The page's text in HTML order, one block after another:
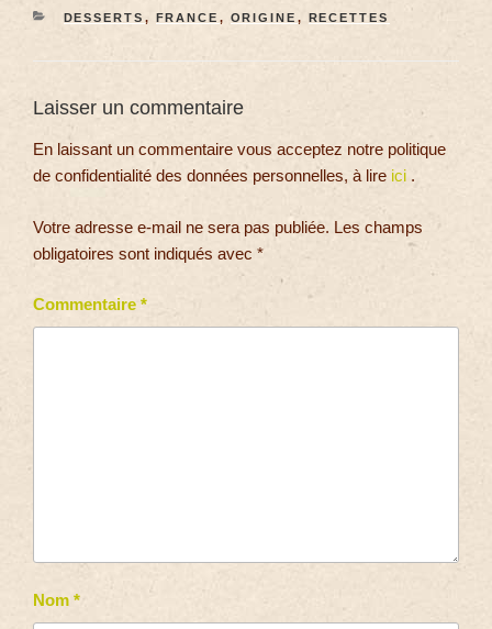
DESSERTS , FRANCE , ORIGINE , RECETTES
Laisser un commentaire
En laissant un commentaire vous acceptez notre politique
de confidentialité des données personnelles, à lire ici .
Votre adresse e-mail ne sera pas publiée. Les champs
obligatoires sont indiqués avec *
Commentaire *
Nom *